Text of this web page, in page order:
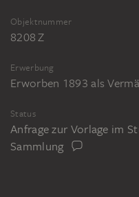
Objektnummer
8208 Z
Erwerbung
Erworben 1893 als
Status
Anfrage zur Vorlage im
Sammlung